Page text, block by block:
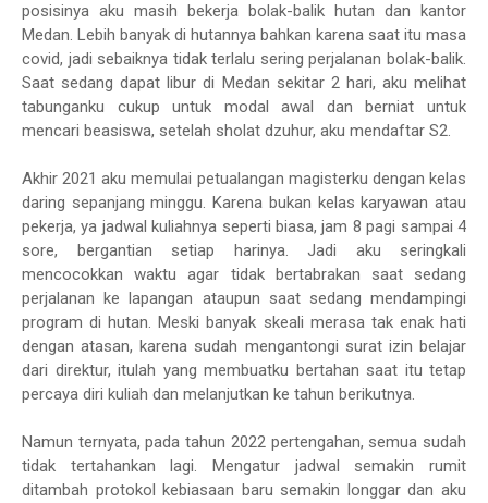
posisinya aku masih bekerja bolak-balik hutan dan kantor
Medan. Lebih banyak di hutannya bahkan karena saat itu masa
covid, jadi sebaiknya tidak terlalu sering perjalanan bolak-balik.
Saat sedang dapat libur di Medan sekitar 2 hari, aku melihat
tabunganku cukup untuk modal awal dan berniat untuk
mencari beasiswa, setelah sholat dzuhur, aku mendaftar S2.
Akhir 2021 aku memulai petualangan magisterku dengan kelas
daring sepanjang minggu. Karena bukan kelas karyawan atau
pekerja, ya jadwal kuliahnya seperti biasa, jam 8 pagi sampai 4
sore, bergantian setiap harinya. Jadi aku seringkali
mencocokkan waktu agar tidak bertabrakan saat sedang
perjalanan ke lapangan ataupun saat sedang mendampingi
program di hutan. Meski banyak skeali merasa tak enak hati
dengan atasan, karena sudah mengantongi surat izin belajar
dari direktur, itulah yang membuatku bertahan saat itu tetap
percaya diri kuliah dan melanjutkan ke tahun berikutnya.
Namun ternyata, pada tahun 2022 pertengahan, semua sudah
tidak tertahankan lagi. Mengatur jadwal semakin rumit
ditambah protokol kebiasaan baru semakin longgar dan aku